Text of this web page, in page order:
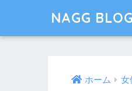
NAGG BLOG
ホーム 女